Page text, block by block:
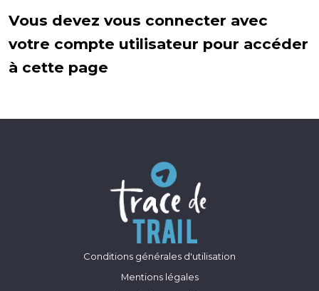
Vous devez vous connecter avec
votre compte utilisateur pour accéder
à cette page
Conditions générales d'utilisation
Mentions légales